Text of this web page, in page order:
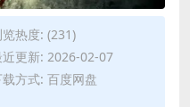
热度: (231)
近更新: 2026-02-07
方式: 百度网盘